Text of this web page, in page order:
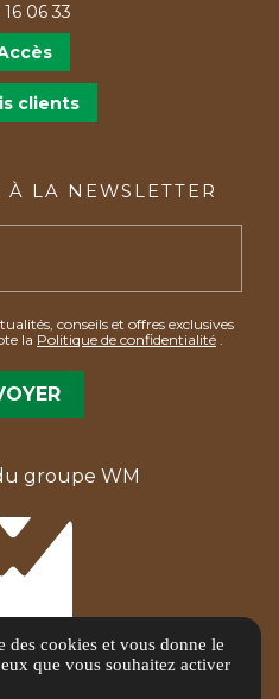
06 33
clients
LA NEWSLETTER
conseils et offres exclusives
la Politique de confidentialité .
groupe WM
des cookies et vous donne le
que vous souhaitez activer